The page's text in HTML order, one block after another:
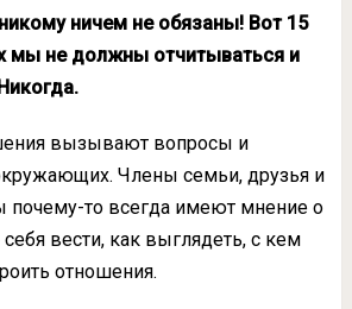
ничем не обязаны! Вот 15
мы не должны отчитываться и
вызывают вопросы и
Члены семьи, друзья и
то всегда имеют мнение о
вести, как выглядеть, с кем
отношения.